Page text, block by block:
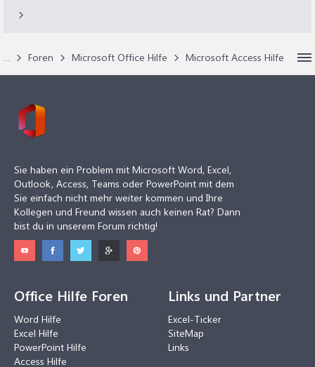
... Foren Microsoft Office Hilfe Microsoft Access Hilfe
Sie haben ein Problem mit Microsoft Word, Excel,
Outlook, Access, Teams oder PowerPoint mit dem
Sie einfach nicht mehr weiter kommen und Ihre
Kollegen und Freund wissen auch keinen Rat? Dann
bist du in unserem Forum richtig!
Office Hilfe Foren
Word Hilfe
Excel Hilfe
PowerPoint Hilfe
Access Hilfe
Links und Partner
Excel-Ticker
SiteMap
Links